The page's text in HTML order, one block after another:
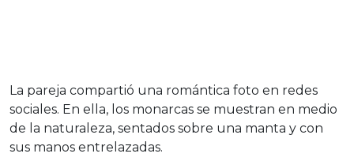
La pareja compartió una romántica foto en redes
sociales. En ella, los monarcas se muestran en medio
de la naturaleza, sentados sobre una manta y con
sus manos entrelazadas.